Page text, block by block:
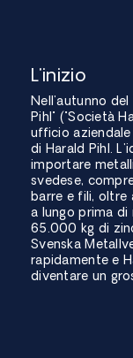
L'inizio
Nell'autunno del
Pihl" ("Società
ufficio aziendale
di Harald Pihl.
importare
svedese,
barre e fili, oltre
a lungo prima
65.000 kg di
Svenska
rapidamente e
diventare un